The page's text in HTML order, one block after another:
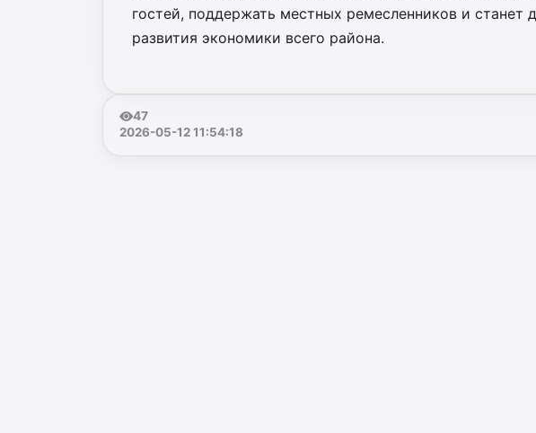
гостей, поддержать местных ремесленников и станет
развития экономики всего района.
47
2026-05-12 11:54:18